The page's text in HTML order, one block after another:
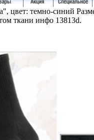
цвет: темно-синий
ткани инфо 13813d.